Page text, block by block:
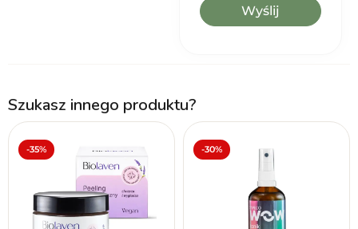
Szukasz innego produktu?
-35% -30%